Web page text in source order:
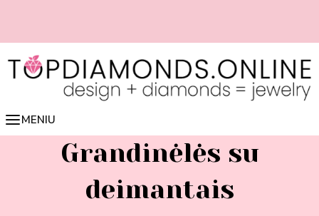
📏 Lengvai nustatyk žiedo dydį online 👉 spausk čia
MENIU
Grandinėlės su
deimantais